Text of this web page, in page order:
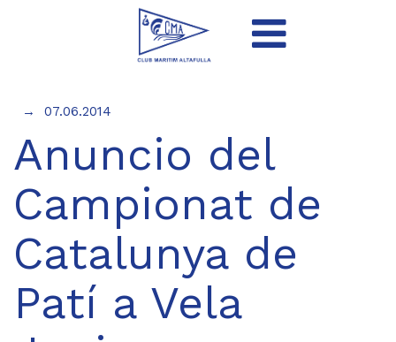
07.06.2014
Anuncio del
Campionat de
Catalunya de
Patí a Vela